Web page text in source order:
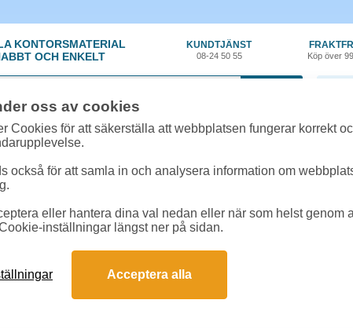
KONTORSMATERIAL
OCH ENKELT
KUNDTJÄNST
08-24 50 55 Köp över
Emballage »Påsar/Bärkassar» Blixtlåspåse utan skrivfält 70x150
Blixtlåspåse utan
Blixtlåspåsar UTAN skrivfält och
och återförsluta. 1000 st per
Mått:70x150mm
Begränsad returrätt
oss av cookies
Cookies för att säkerställa att webbplatsen fungerar korrekt
också för att samla in och analysera information om
eller hantera dina val nedan eller när som helst genom
inställningar längst ner på sidan.
Acceptera alla